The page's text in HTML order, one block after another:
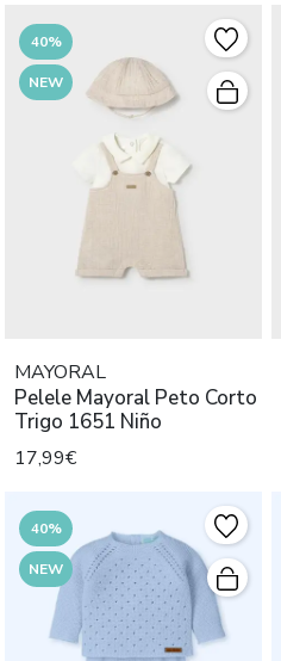
40%
NEW
MAYORAL
Pelele Mayoral Peto Corto
Trigo 1651 Niño
17,99€
40%
NEW